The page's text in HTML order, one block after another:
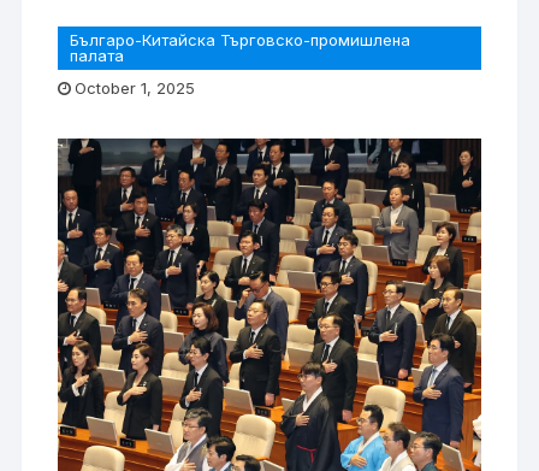
Българо-Китайска Търговско-промишлена
палaта
October 1, 2025